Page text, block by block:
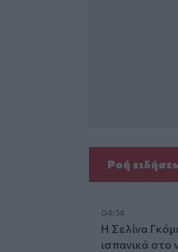
Ροή
04:14
Η Σελίνα
ισπανικά στο